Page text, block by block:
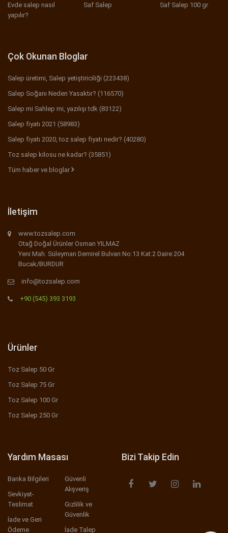
Evde salep nasıl
yapılır?
Saf Salep
Saf Salep 100 gr
Çok Okunan Bloglar
Salep üretimi, Salep yetiştiriciliği (223438)
Salep Soğanı Neden Yasaktır? (116570)
Salep mi Sahlep mi, yazılışı tdk (83122)
Salep fiyatı 2021 (58983)
Salep fiyatı 2020, toz salep fiyatı nedir? (40280)
Toz salep kilosu ne kadar? (35851)
Tüm haber ve bloglar
İletişim
www.tozsalep.com
Otağ Doğal Ürünler Osman YILMAZ
Yeni Mah. Süleyman Demirel Bulvarı No:13 Kat:2 Daire:204
Bucak/BURDUR
info@tozsalep.com
+90 (545) 393 3193
Ürünler
Toz Salep 50 Gr
Toz Salep 75 Gr
Toz Salep 100 Gr
Toz Salep 250 Gr
Yardım Masası
Banka Bilgileri
Sevkiyat-
Teslimat
İade ve Geri
Ödeme
Güvenli
Alışveriş
Gizlilik ve
Güvenlik
İade Talep
Bizi Takip Edin